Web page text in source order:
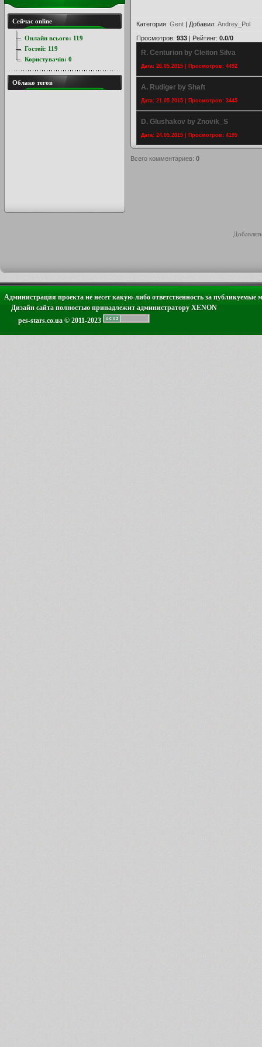
Категория: Gent | Добавил: Andrey_Pol
Просмотров: 933 | Рейтинг: 0.0/0
R. Centurion by Cleiton Silva
Дата: 26.05.2015 | Просмотров: 4492
A. Rudiger by Shaft
Дата: 21.05.2015 | Просмотров: 3445
D. Glushakov by Znovik_S
Дата: 24.05.2015 | Просмотров: 4195
Всего комментариев: 0
Сейчас online
Онлайн всього: 119
Гостей: 119
Користувачів: 0
Облако тегов
Администрация проекта не несет какую-либо ответственность за публикуемые
Дизайн сайта полностью принадлежит администратору XENON
pes-stars.co.ua © 2011-2023